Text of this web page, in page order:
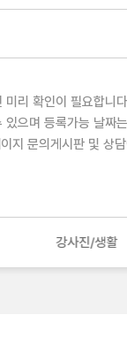
리 확인이 필요합니
으며 등록가능 날
문의게시판 및 상담
강사진/생활